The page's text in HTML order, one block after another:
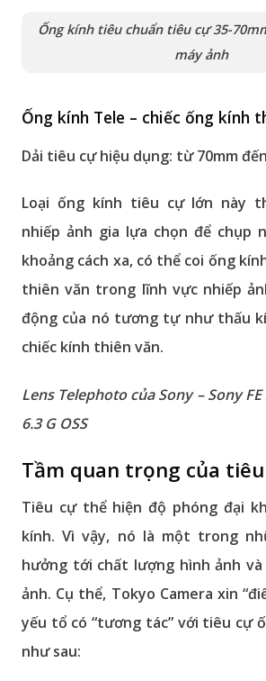
Ống kính tiêu chuẩn tiêu cự 35-
máy ảnh
Ống kính Tele – chiếc ống kính
Dải tiêu cự hiệu dụng: từ 70mm
Loại ống kính tiêu cự lớn này
nhiếp ảnh gia lựa chọn để chụp
khoảng cách xa, có thể coi ống
thiên văn trong lĩnh vực nhiếp
động của nó tương tự như thấu
chiếc kính thiên văn.
Lens Telephoto của Sony – Sony
6.3 G OSS
Tầm quan trọng của
Tiêu cự thể hiện độ phóng đại
kính. Vì vậy, nó là một trong
hưởng tới chất lượng hình ảnh
ảnh. Cụ thể, Tokyo Camera xin
yếu tổ có “tương tác” với tiêu cự
như sau: